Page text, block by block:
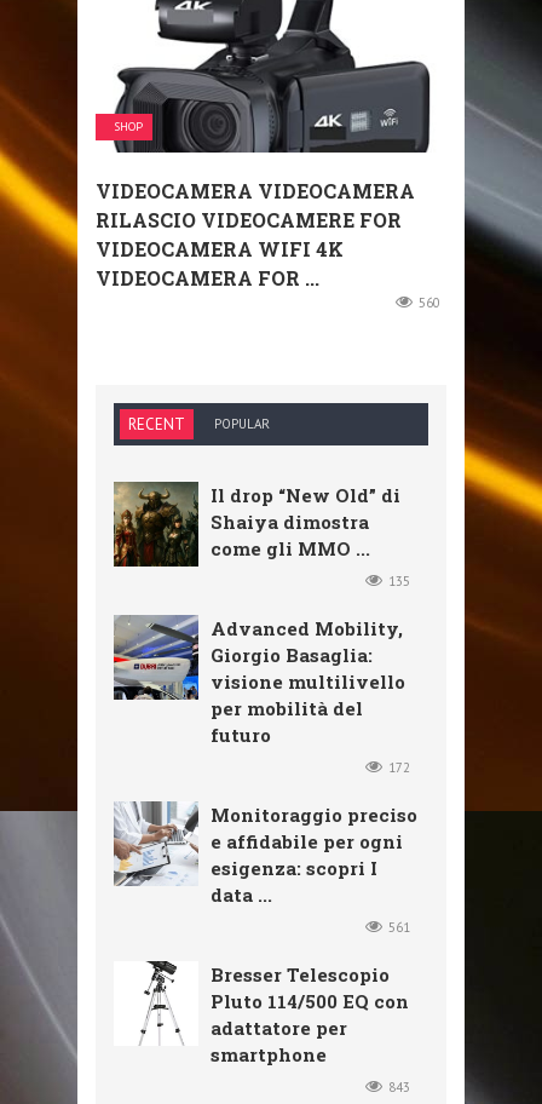
SHOP
VIDEOCAMERA VIDEOCAMERA
RILASCIO VIDEOCAMERE FOR
VIDEOCAMERA WIFI 4K
VIDEOCAMERA FOR ...
560
RECENT POPULAR
Il drop “New Old” di
Shaiya dimostra
come gli MMO ...
135
Advanced Mobility,
Giorgio Basaglia:
visione multilivello
per mobilità del
futuro
172
Monitoraggio preciso
e affidabile per ogni
esigenza: scopri I
data ...
561
Bresser Telescopio
Pluto 114/500 EQ con
adattatore per
smartphone
843